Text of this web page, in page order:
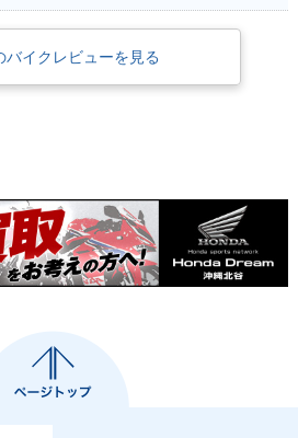
バイクレビューを見る